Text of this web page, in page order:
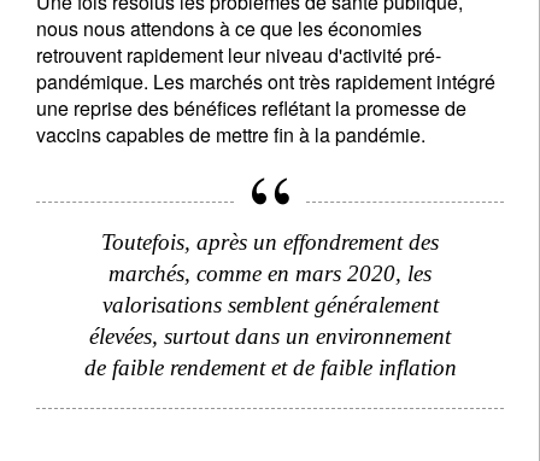
nous nous attendons à ce que les économies
retrouvent rapidement leur niveau d'activité pré-
pandémique. Les marchés ont très rapidement intégré
une reprise des bénéfices reflétant la promesse de
vaccins capables de mettre fin à la pandémie.
Toutefois, après un effondrement des
marchés, comme en mars 2020, les
valorisations semblent généralement
élevées, surtout dans un environnement
de faible rendement et de faible inflation